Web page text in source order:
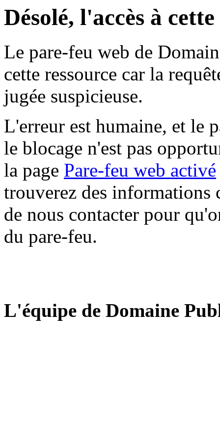
Désolé, l'accès à
Le pare-feu web de
cette ressource car la
jugée suspicieuse.
L'erreur est humaine, et le
le blocage n'est pas
la page Pare-feu web activé
trouverez des informations
de nous contacter pour
du pare-feu.
L'équipe de Domaine